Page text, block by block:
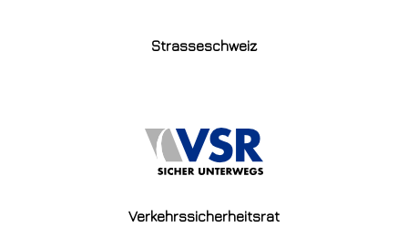
Strasseschweiz
Verkehrssicherheitsrat